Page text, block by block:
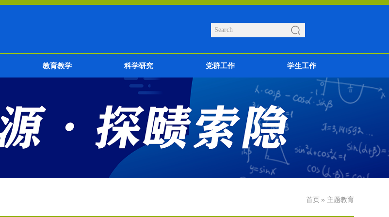
教育教学 科学研究 党群工作 学生工作
首页 » 主题教育